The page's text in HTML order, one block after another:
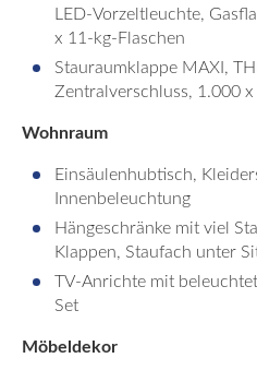
LED-Vorzeltleuchte,
x 11-kg-Flaschen
Stauraumklappe MAXI,
Zentralverschluss, 1.000
Wohnraum
Einsäulenhubtisch,
Innenbeleuchtung
Hängeschränke mit viel
Klappen, Staufach unter
TV-Anrichte mit
Set
Möbeldekor